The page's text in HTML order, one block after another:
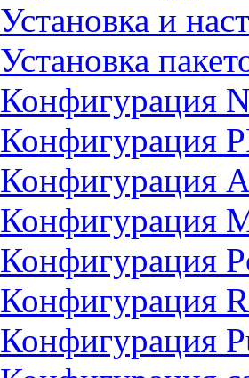
Установка и
Установка
Конфигурация
Конфигурация
Конфигурация
Конфигурация
Конфигурация
Конфигурация
Конфигурация